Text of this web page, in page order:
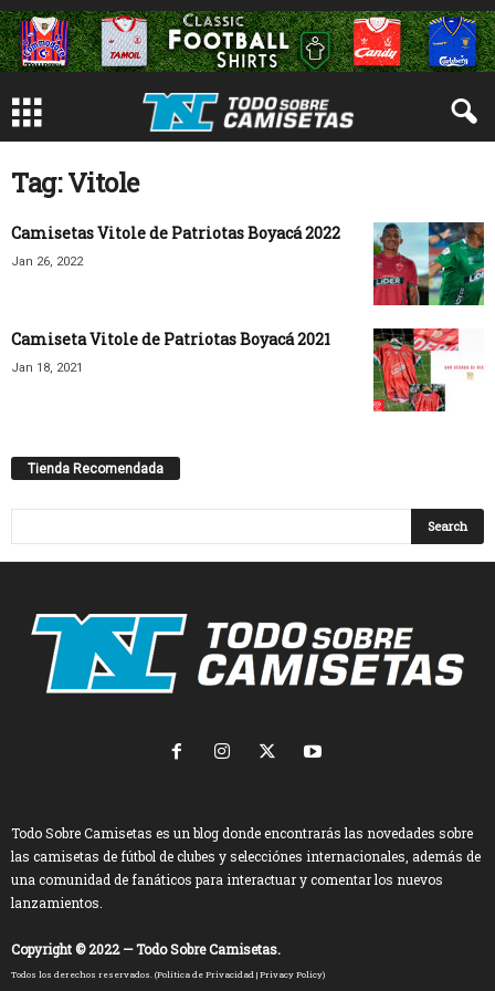
Tag: Vitole
Camisetas Vitole de Patriotas Boyacá 2022
Jan 26, 2022
Camiseta Vitole de Patriotas Boyacá 2021
Jan 18, 2021
Tienda Recomendada
Todo Sobre Camisetas es un blog donde encontrarás las novedades sobre
las camisetas de fútbol de clubes y selecciónes internacionales, además de
una comunidad de fanáticos para interactuar y comentar los nuevos
lanzamientos.
Copyright © 2022 — Todo Sobre Camisetas.
Todos los derechos reservados. (Política de Privacidad | Privacy Policy)